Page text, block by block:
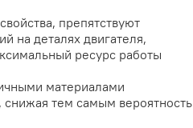
препятствуют
на деталях двигателя,
ресурс работы
материалами
снижая тем самым вероятность